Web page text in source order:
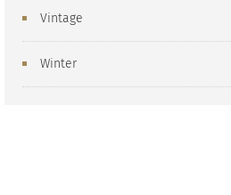
Vintage
Winter